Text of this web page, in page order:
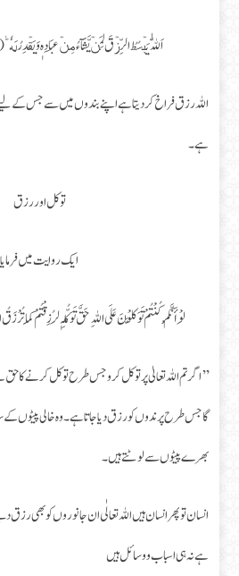
اَللّٰهُ يَبۡسُطُ الرِّزۡقَ لِمَنۡ يَّشَآءُ مِنۡ عِبَادِهٖ وَيَقۡدِرُ لَهٗ
اللہ رزق فراخ کردیتا ہے اپنے بندوں میں سے جس کے
ہے۔
توکل اور رزق
ایک روایت میں فرمایا
لَوْ أَنَّکُمْ کُنْتُمْ تَوَکَّلُوْنَ عَلَی اللہِ حَقَّ تَوَکُّلِہٖ لَرُزِقْتُمْ کَمَا
’’اگر تم اللہ تعالیٰ پر توکل کروجس طرح توکل کرنے
گا جس طرح پرندوں کو رزق دیا جاتا ہے۔ وہ خالی پیٹوں کے
بھرے پیٹوں سے لوٹتے ہیں۔
انسان تو پھر انسان ہیں اللہ تعالٰی ان جانوروں کو بھی
ہے نہ ہی اسباب و وسائل ہیں